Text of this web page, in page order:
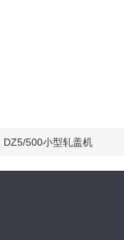
DZ5/500小型轧盖机